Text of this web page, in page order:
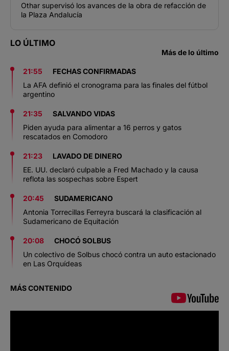
Othar supervisó los avances de la obra de refacción de
la Plaza Andalucía
LO ÚLTIMO
Más de lo último
21:55
FECHAS CONFIRMADAS
La AFA definió el cronograma para las finales del fútbol
argentino
21:35
SALVANDO VIDAS
Piden ayuda para alimentar a 16 perros y gatos
rescatados en Comodoro
21:23
LAVADO DE DINERO
EE. UU. declaró culpable a Fred Machado y la causa
reflota las sospechas sobre Espert
20:45
SUDAMERICANO
Antonia Torrecillas Ferreyra buscará la clasificación al
Sudamericano de Equitación
20:08
CHOCÓ SOLBUS
Un colectivo de Solbus chocó contra un auto estacionado
en Las Orquídeas
MÁS CONTENIDO